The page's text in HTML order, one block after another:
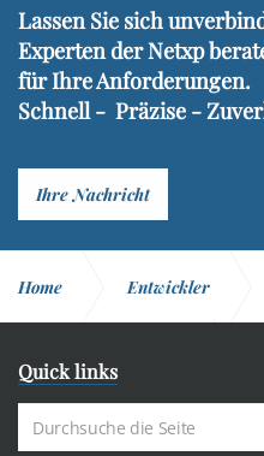
Lassen Sie sich
Experten der Netxp
für Ihre Anforderungen.
Schnell - Präzise -
Ihre Nachricht
Home Entwickler
HTTP / SOAP Server
Recipient / Empfänger
Quick links